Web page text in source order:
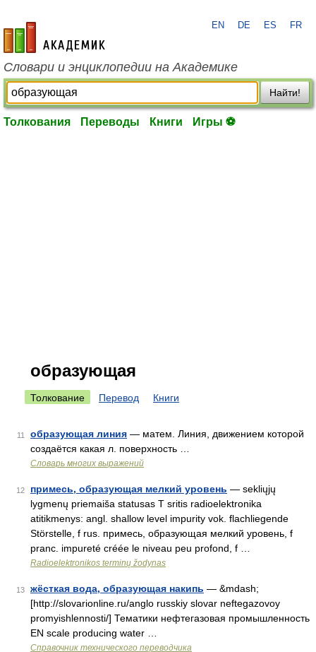
academic.ru
EN DE ES FR
Словари и энциклопедии на Академике
Найти!
Толкования Переводы Книги Игры ⚽
образующая
Толкование Перевод Книги
11 образующая линия — матем. Линия, движением которой
создаётся какая л. поверхность …
Словарь многих выражений
12 примесь, образующая мелкий уровень — sekliųjų
lygmenų priemaiša statusas T sritis radioelektronika
atitikmenys: angl. shallow level impurity vok. flachliegende
Störstelle, f rus. примесь, образующая мелкий уровень, f
pranc. impureté créée le niveau peu profond, f …
Radioelektronikos terminų žodynas
13 жёсткая вода, образующая накипь — &mdash;
[http://slovarionline.ru/anglo russkiy slovar neftegazovoy
promyishlennosti/] Тематики нефтегазовая промышленность
EN scale producing water …
Справочник технического переводчика